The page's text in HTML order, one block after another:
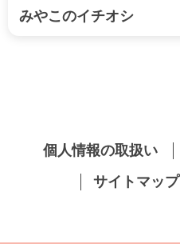
みやこのイチオシ
個人情報の取扱い
サイトマップ